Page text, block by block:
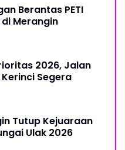
Berantas PETI
Merangin
2026, Jalan
Segera
Tutup Kejuaraan
Ulak 2026